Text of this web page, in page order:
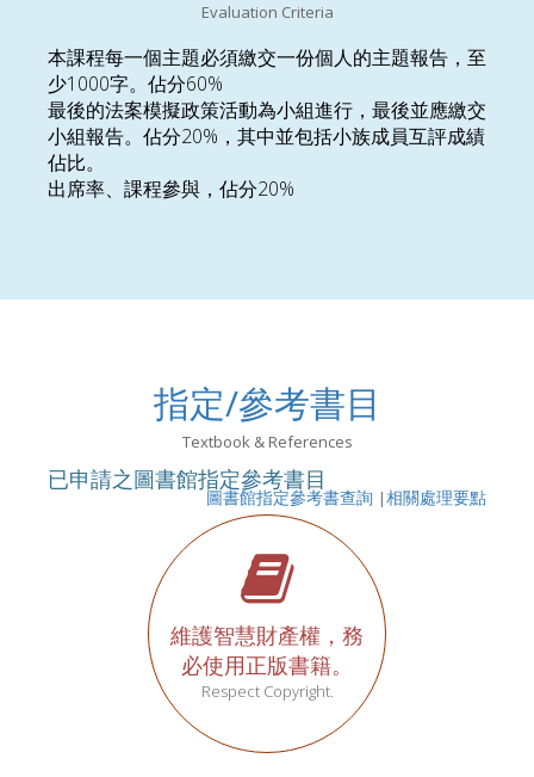
Evaluation Criteria
本課程每一個主題必須繳交一份個人的主題報告，至
少1000字。佔分60%
最後的法案模擬政策活動為小組進行，最後並應繳交
小組報告。佔分20%，其中並包括小族成員互評成績
佔比。
出席率、課程參與，佔分20%
指定/參考書目
Textbook & References
已申請之圖書館指定參考書目
圖書館指定參考書查詢 |相關處理要點
維護智慧財產權，務
必使用正版書籍。
Respect Copyright.